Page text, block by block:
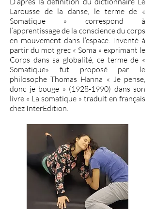
Larousse de la danse, le terme de «
Somatique » correspond à
l’apprentissage de la conscience du corps
en mouvement dans l’espace. Inventé à
partir du mot grec « Soma » exprimant le
Corps dans sa globalité, ce terme de «
Somatique» fut proposé par le
philosophe Thomas Hanna « Je pense,
donc je bouge » (1928-1990) dans son
livre « La somatique » traduit en français
chez InterEdition.